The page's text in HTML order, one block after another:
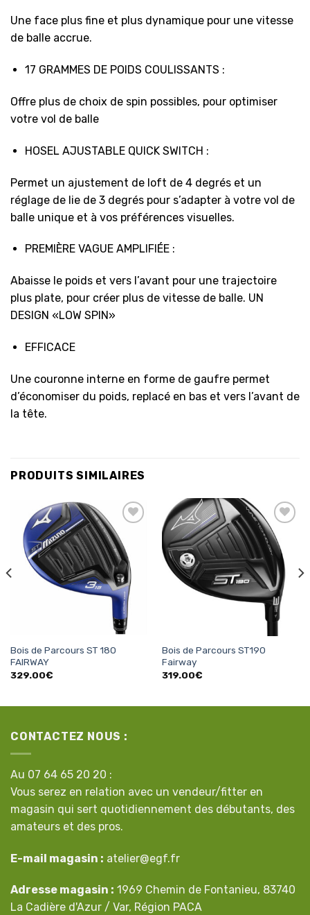
Une face plus fine et plus dynamique pour une vitesse
de balle accrue.
17 GRAMMES DE POIDS COULISSANTS :
Offre plus de choix de spin possibles, pour optimiser
votre vol de balle
HOSEL AJUSTABLE QUICK SWITCH :
Permet un ajustement de loft de 4 degrés et un
réglage de lie de 3 degrés pour s’adapter à votre vol de
balle unique et à vos préférences visuelles.
PREMIÈRE VAGUE AMPLIFIÉE :
Abaisse le poids et vers l’avant pour une trajectoire
plus plate, pour créer plus de vitesse de balle. UN
DESIGN «LOW SPIN»
EFFICACE
Une couronne interne en forme de gaufre permet
d’économiser du poids, replacé en bas et vers l’avant de
la tête.
PRODUITS SIMILAIRES
Ajouter
à la
liste
d’envies
Bois de Parcours ST 180
FAIRWAY
329.00€
Ajouter
à la
liste
d’envies
Bois de Parcours ST190
Fairway
319.00€
CONTACTEZ NOUS :
Au 07 64 65 20 20 :
Vous serez en relation avec un vendeur/fitter en
magasin qui sert quotidiennement des débutants, des
amateurs et des pros.
E-mail magasin : atelier@egf.fr
Adresse magasin : 1969 Chemin de Fontanieu, 83740
La Cadière d'Azur / Var, Région PACA